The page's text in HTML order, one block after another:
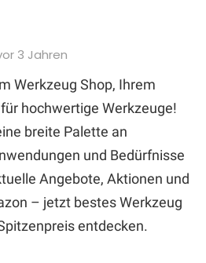
3 Jahren
Werkzeug Shop, Ihrem
hochwertige Werkzeuge!
breite Palette an
und Bedürfnisse
Angebote, Aktionen und
– jetzt bestes Werkzeug
entdecken.